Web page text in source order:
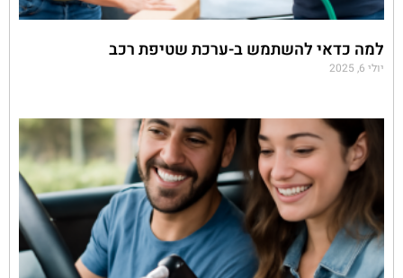
למה כדאי להשתמש ב-ערכת שטיפת רכב
יולי 6, 2025